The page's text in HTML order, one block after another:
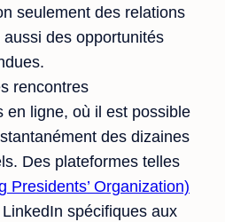
seulement des relations
des opportunités
rencontres
en ligne, où il est possible
des dizaines
Des plateformes telles
Presidents’ Organization)
spécifiques aux